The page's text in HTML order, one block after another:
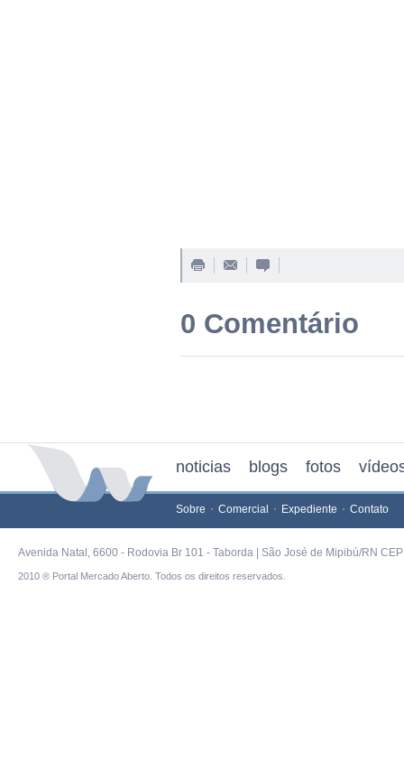
0 Comentário
noticias blogs fotos
Sobre Comercial Expediente Contato
Avenida Natal, 6600 - Rodovia Br 101 - Taborda | São José de Mipibú/RN
2010 ® Portal Mercado Aberto. Todos os direitos reservados.